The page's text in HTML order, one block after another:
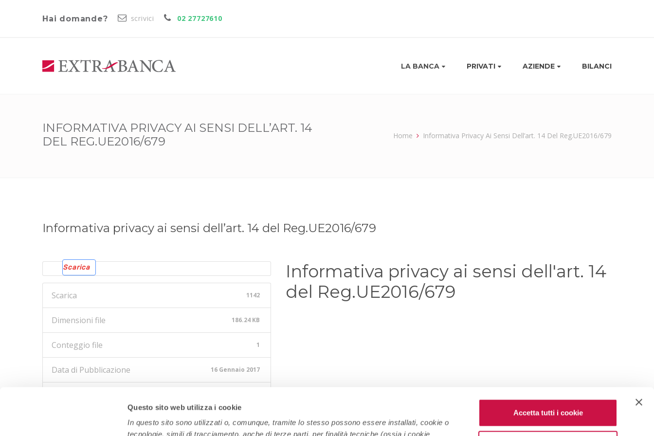
Questo sito web utilizza i cookie
In questo sito sono utilizzati o, comunque, tramite lo stesso possono essere installati, cookie o
tecnologie, simili di tracciamento, anche di terze parti, per finalità tecniche (ossia i cookie
Accetta tutti i cookie
Hai domande? scrivici 02 27727610
LA BANCA PRIVATI AZIENDE BILANCI
INFORMATIVA PRIVACY AI SENSI DELL’ART. 14
DEL REG.UE2016/679
Home Informativa Privacy Ai Sensi Dell’art. 14 Del Reg.UE2016/679
Informativa privacy ai sensi dell’art. 14 del Reg.UE2016/679
Scarica
Scarica 1142
Dimensioni file 186.24 KB
Conteggio file 1
Data di Pubblicazione 16 Gennaio 2017
Informativa privacy ai sensi dell'art. 14
del Reg.UE2016/679